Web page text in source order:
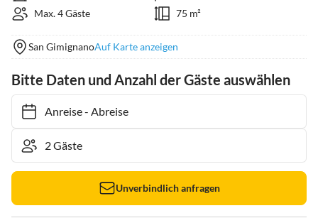
Max. 4 Gäste
75 m²
San GimignanoAuf Karte anzeigen
Bitte Daten und Anzahl der Gäste auswählen
Anreise- Abreise
Unverbindlich anfragen